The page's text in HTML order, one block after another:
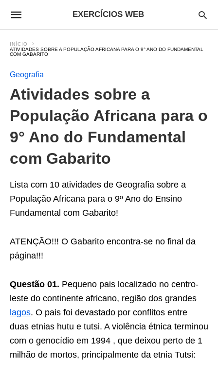
EXERCÍCIOS WEB
INÍCIO
ATIVIDADES SOBRE A POPULAÇÃO AFRICANA PARA O 9° ANO DO FUNDAMENTAL
COM GABARITO
Geografia
Atividades sobre a
População Africana para o
9° Ano do Fundamental
com Gabarito
Lista com 10 atividades de Geografia sobre a
População Africana para o 9º Ano do Ensino
Fundamental com Gabarito!
ATENÇÃO!!! O Gabarito encontra-se no final da
página!!!
Questão 01. Pequeno pais localizado no centro-
leste do continente africano, região dos grandes
lagos. O pais foi devastado por conflitos entre
duas etnias hutu e tutsi. A violência étnica terminou
com o genocídio em 1994 , que deixou perto de 1
milhão de mortos, principalmente da etnia Tutsi: